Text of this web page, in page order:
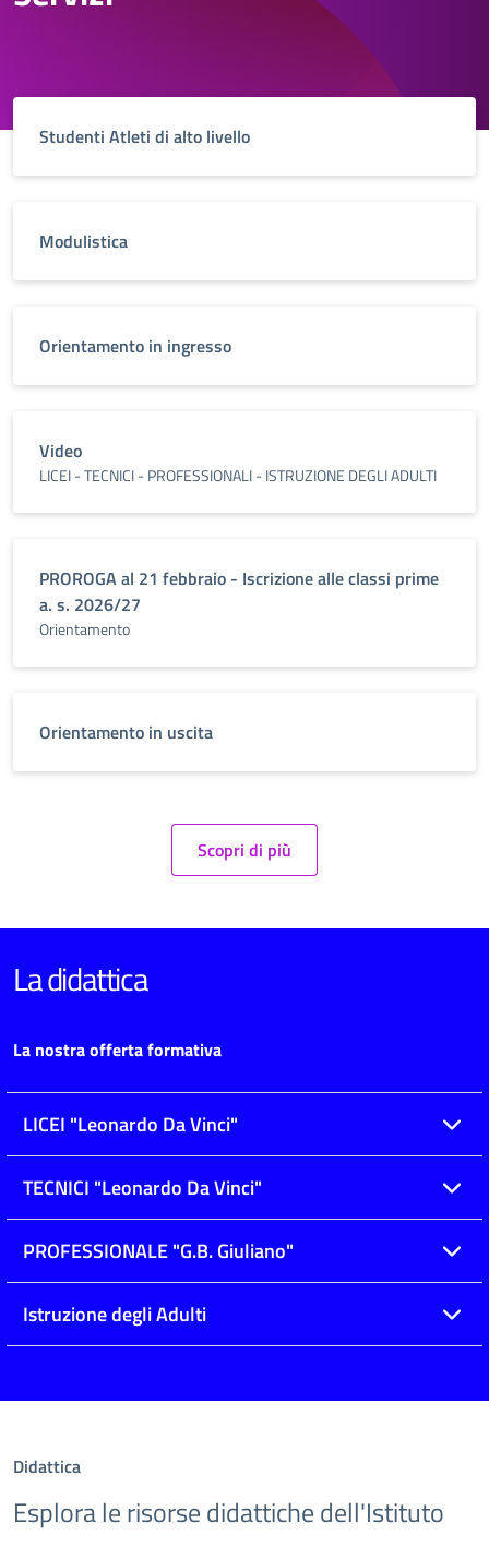
Studenti Atleti di alto livello
Modulistica
Orientamento in ingresso
Video
LICEI - TECNICI - PROFESSIONALI - ISTRUZIONE DEGLI ADULTI
PROROGA al 21 febbraio - Iscrizione alle classi prime
a. s. 2026/27
Orientamento
Orientamento in uscita
Scopri di più
La didattica
La nostra offerta formativa
LICEI "Leonardo Da Vinci"
TECNICI "Leonardo Da Vinci"
PROFESSIONALE "G.B. Giuliano"
Istruzione degli Adulti
Didattica
Esplora le risorse didattiche dell'Istituto